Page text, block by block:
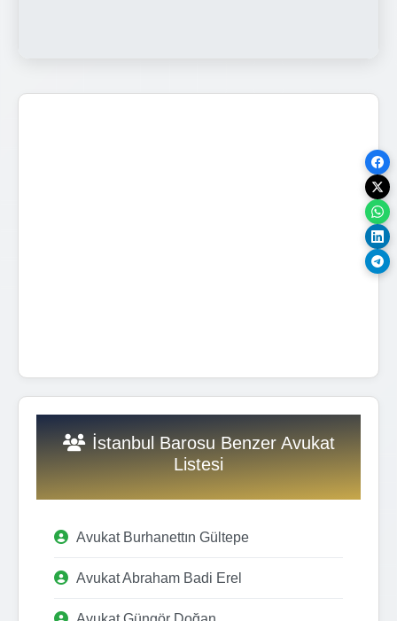
İstanbul Barosu Benzer Avukat
Listesi
Avukat Burhanettın Gültepe
Avukat Abraham Badi Erel